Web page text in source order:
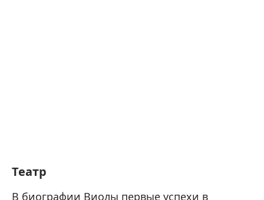
Театр
В биографии Виолы первые успехи в